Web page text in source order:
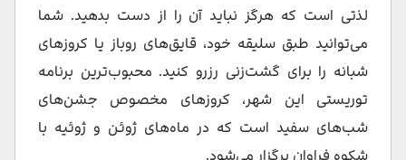
لذتی است که هرگز نباید آن را از دست بدهید. شما
می‌توانید طبق سلیقه‌ خود، قایق‌های روباز یا کروزهای
شبانه را برای گشت‌زنی رزرو کنید. محبوب‌ترین برنامه
توریستی این شهر، کروزهای مخصوص جشن‌های
شب‌های سفید است که در ماه‌های ژوئن و ژوئیه با
شکوه فراوان برگزار می‌شود.